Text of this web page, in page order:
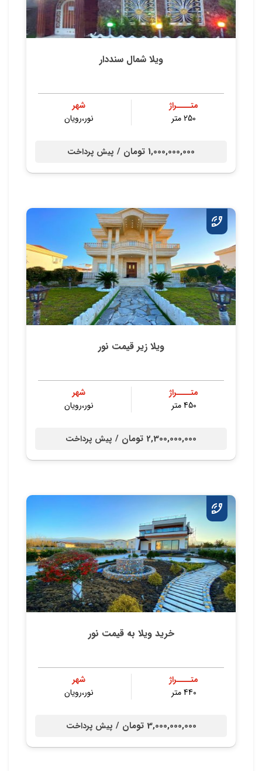
ویلا شمال سنددار
متــــراژ
250 متر
شهر
نور،رویان
1,000,000,000 تومان / پیش پرداخت
ویلا زیر قیمت نور
متــــراژ
450 متر
شهر
نور،رویان
2,300,000,000 تومان / پیش پرداخت
خرید ویلا به قیمت نور
متــــراژ
440 متر
شهر
نور،رویان
3,000,000,000 تومان / پیش پرداخت